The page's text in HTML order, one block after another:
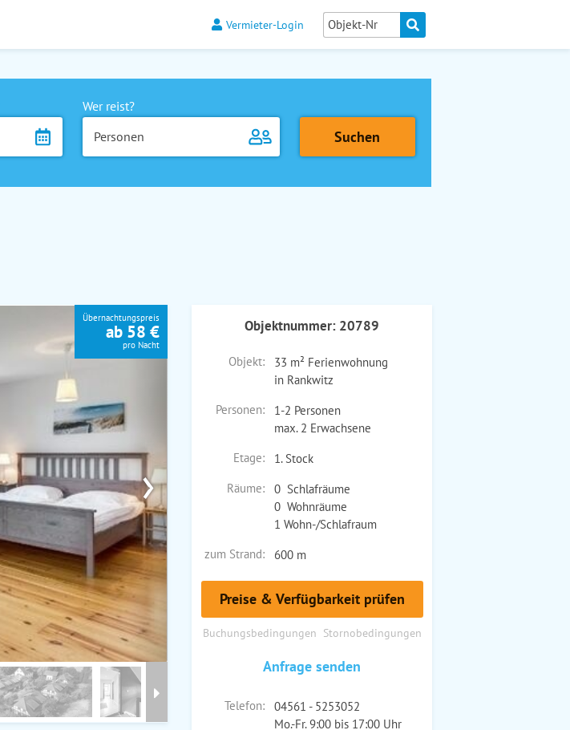
Vermieter-Login
Wer reist?
Personen
›
Übernachtungspreis
ab 58 €
pro Nacht
Objektnummer: 20789
Objekt:
33 m² Ferienwohnung
in Rankwitz
Personen:
1-2 Personen
max. 2 Erwachsene
Etage:
1. Stock
Räume:
0 Schlafräume
0 Wohnräume
1 Wohn-/Schlafraum
zum Strand:
600 m
Preise & Verfügbarkeit prüfen
Buchungsbedingungen Stornobedingungen
Anfrage senden
Telefon:
04561 - 5253052
Mo.-Fr. 9:00 bis 17:00 Uhr